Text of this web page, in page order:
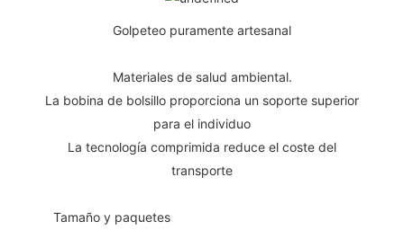
Golpeteo puramente artesanal
Materiales de salud ambiental.
La bobina de bolsillo proporciona un soporte superior
para el individuo
La tecnología comprimida reduce el coste del
transporte
Tamaño y paquetes